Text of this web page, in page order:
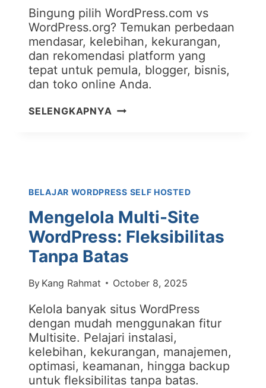
Bingung pilih WordPress.com vs
WordPress.org? Temukan perbedaan
mendasar, kelebihan, kekurangan,
dan rekomendasi platform yang
tepat untuk pemula, blogger, bisnis,
dan toko online Anda.
SELENGKAPNYA PERBEDAAN
TEPAT
UNTUK
ANDA?
BELAJAR WORDPRESS SELF HOSTED
Mengelola Multi-Site
WordPress: Fleksibilitas
Tanpa Batas
By Kang Rahmat October 8, 2025
Kelola banyak situs WordPress
dengan mudah menggunakan fitur
Multisite. Pelajari instalasi,
kelebihan, kekurangan, manajemen,
optimasi, keamanan, hingga backup
untuk fleksibilitas tanpa batas.